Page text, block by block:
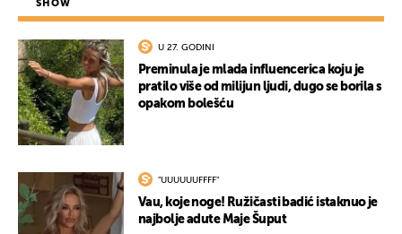
SHOW
U 27. GODINI
Preminula je mlada influencerica koju je
pratilo više od milijun ljudi, dugo se borila s
opakom bolešću
"UUUUUUFFFF"
Vau, koje noge! Ružičasti badić istaknuo je
najbolje adute Maje Šuput